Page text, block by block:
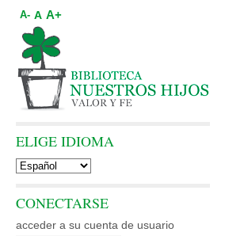
A- A A+
ELIGE IDIOMA
CONECTARSE
acceder a su cuenta de usuario